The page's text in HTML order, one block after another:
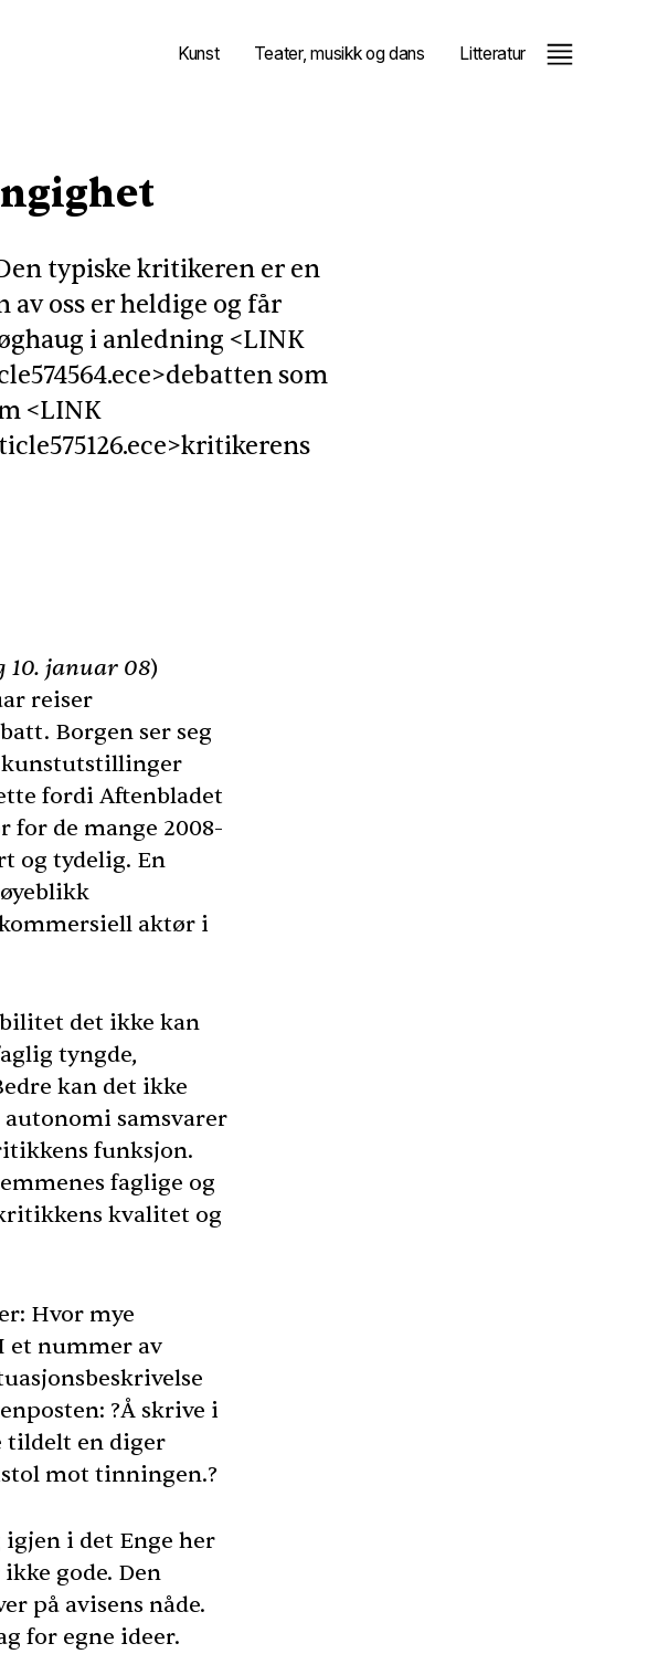
Kunst Teater, musikk og dans Litteratur
typiske kritikeren er en
av oss er heldige og får
i anledning <LINK
som
<LINK
10. januar 08)
reiser
Borgen ser seg
kunstutstillinger
fordi Aftenbladet
for de mange 2008-
og tydelig. En
aktør i
det ikke kan
tyngde,
kan det ikke
samsvarer
funksjon.
faglige og
kvalitet og
Hvor mye
et nummer av
?Å skrive i
tildelt en diger
mot tinningen.?
i det Enge her
gode. Den
på avisens nåde.
for egne ideer.